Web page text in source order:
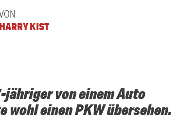
HARRY KIST
von einem Auto
einen PKW übersehen.